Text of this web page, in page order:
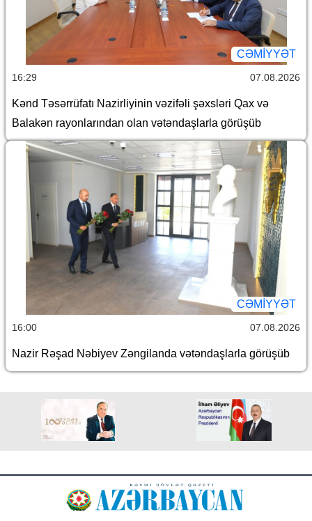
CƏMİYYƏT
16:29 07.08.2026
Kənd Təsərrüfatı Nazirliyinin vəzifəli şəxsləri Qax və
Balakən rayonlarından olan vətəndaşlarla görüşüb
CƏMİYYƏT
16:00 07.08.2026
Nazir Rəşad Nəbiyev Zəngilanda vətəndaşlarla görüşüb